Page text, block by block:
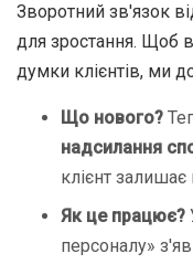
Зворотний зв'язок
для зростання. Щоб
думки клієнтів, ми
Що нового?
надсилання
клієнт залишає
Як це працює?
персоналу»